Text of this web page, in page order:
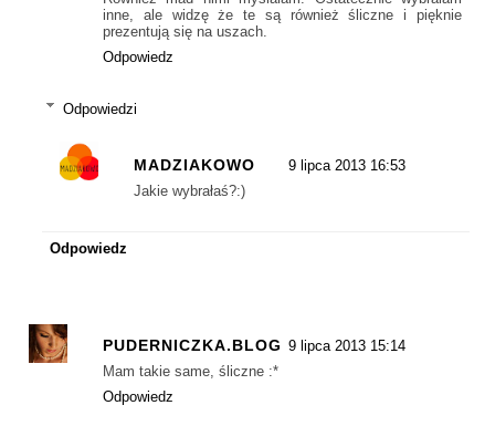
inne, ale widzę że te są również śliczne i pięknie
prezentują się na uszach.
Odpowiedz
Odpowiedzi
MADZIAKOWO
9 lipca 2013 16:53
Jakie wybrałaś?:)
Odpowiedz
PUDERNICZKA.BLOG 9 lipca 2013 15:14
Mam takie same, śliczne :*
Odpowiedz